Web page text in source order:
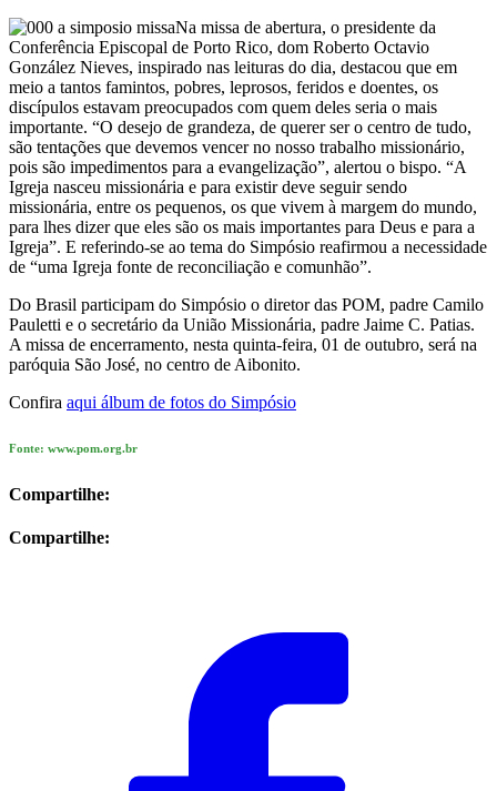
Na missa de abertura, o presidente da
Conferência Episcopal de Porto Rico, dom Roberto Octavio
González Nieves, inspirado nas leituras do dia, destacou que em
meio a tantos famintos, pobres, leprosos, feridos e doentes, os
discípulos estavam preocupados com quem deles seria o mais
importante. “O desejo de grandeza, de querer ser o centro de tudo,
são tentações que devemos vencer no nosso trabalho missionário,
pois são impedimentos para a evangelização”, alertou o bispo. “A
Igreja nasceu missionária e para existir deve seguir sendo
missionária, entre os pequenos, os que vivem à margem do mundo,
para lhes dizer que eles são os mais importantes para Deus e para a
Igreja”. E referindo-se ao tema do Simpósio reafirmou a necessidade
de “uma Igreja fonte de reconciliação e comunhão”.
Do Brasil participam do Simpósio o diretor das POM, padre Camilo
Pauletti e o secretário da União Missionária, padre Jaime C. Patias.
A missa de encerramento, nesta quinta-feira, 01 de outubro, será na
paróquia São José, no centro de Aibonito.
Confira aqui álbum de fotos do Simpósio
Fonte: www.pom.org.br
Compartilhe:
Compartilhe: